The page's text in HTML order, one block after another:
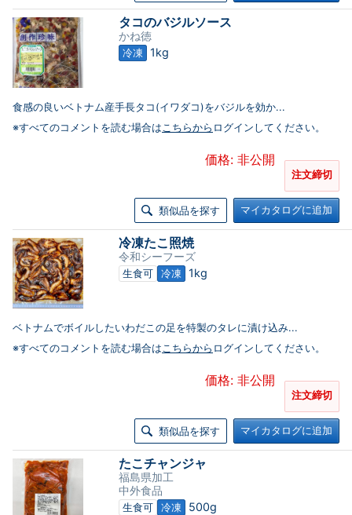
タコのバジルソース
かね徳
冷凍 1kg
食感の良いベトナム産手長タコ(イワダコ)をバジルを効か...
※すべてのコメントを読む場合はこちらから ログインしてください。
価格: 非公開
注文締切
類似品を探す マイカタログに追加
冷凍たこ照焼
令和シーフーズ
生食可 冷凍 1kg
ベトナムでボイルしたいわだこの足を特製のタレに漬け込み...
※すべてのコメントを読む場合はこちらから ログインしてください。
価格: 非公開
注文締切
類似品を探す マイカタログに追加
たこチャンジャ
福島県加工
中外食品
生食可 冷凍 500g